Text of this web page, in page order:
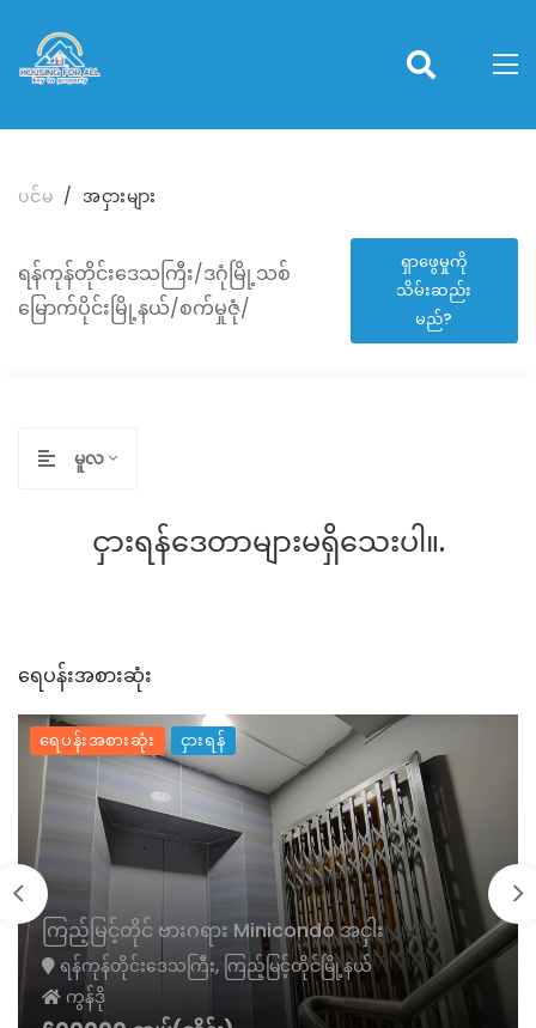
ပင်မ အငှားများ
ရန်ကုန်တိုင်းဒေသကြီး/ဒဂုံမြို့သစ်
မြောက်ပိုင်းမြို့နယ်/စက်မှုဇုံ/
ရှာဖွေမှုကို
သိမ်းဆည်း
မည်?
မူလ
ငှားရန်ဒေတာများမရှိသေးပါ။.
ရေပန်းအစားဆုံး
ရေပန်းအစားဆုံး ငှားရန်
ကြည့်မြင့်တိုင် ဗားဂရား Minicondo အငှါး
ရန်ကုန်တိုင်းဒေသကြီး, ကြည့်မြင့်တိုင်မြို့နယ်
ကွန်ဒို